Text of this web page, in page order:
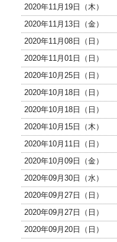
2020年11月19日（木）
2020年11月13日（金）
2020年11月08日（日）
2020年11月01日（日）
2020年10月25日（日）
2020年10月18日（日）
2020年10月18日（日）
2020年10月15日（木）
2020年10月11日（日）
2020年10月09日（金）
2020年09月30日（水）
2020年09月27日（日）
2020年09月27日（日）
2020年09月20日（日）